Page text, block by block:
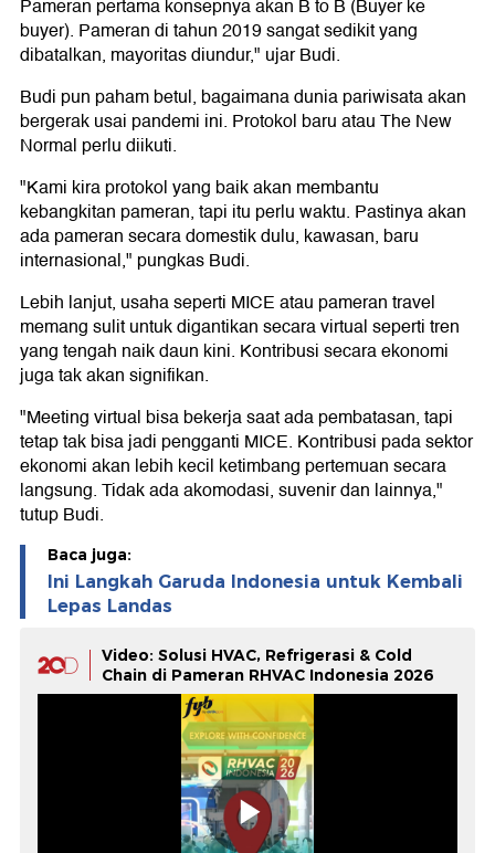
Pameran pertama konsepnya akan B to B (Buyer ke
buyer). Pameran di tahun 2019 sangat sedikit yang
dibatalkan, mayoritas diundur," ujar Budi.
Budi pun paham betul, bagaimana dunia pariwisata akan
bergerak usai pandemi ini. Protokol baru atau The New
Normal perlu diikuti.
"Kami kira protokol yang baik akan membantu
kebangkitan pameran, tapi itu perlu waktu. Pastinya akan
ada pameran secara domestik dulu, kawasan, baru
internasional," pungkas Budi.
Lebih lanjut, usaha seperti MICE atau pameran travel
memang sulit untuk digantikan secara virtual seperti tren
yang tengah naik daun kini. Kontribusi secara ekonomi
juga tak akan signifikan.
"Meeting virtual bisa bekerja saat ada pembatasan, tapi
tetap tak bisa jadi pengganti MICE. Kontribusi pada sektor
ekonomi akan lebih kecil ketimbang pertemuan secara
langsung. Tidak ada akomodasi, suvenir dan lainnya,"
tutup Budi.
Baca juga:
Ini Langkah Garuda Indonesia untuk Kembali
Lepas Landas
Video: Solusi HVAC, Refrigerasi & Cold
Chain di Pameran RHVAC Indonesia 2026